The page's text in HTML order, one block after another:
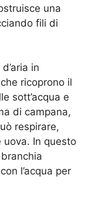
una
fili di
in
ricoprono il
sott’acqua e
di campana,
respirare,
uova. In questo
l’acqua per